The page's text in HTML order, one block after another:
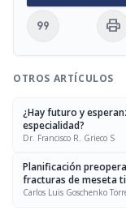
format_quote print
OTROS ARTÍCULOS
¿Hay futuro y
especialidad?
Dr. Francisco R. Grieco S
Planificación
fracturas de meseta
Carlos Luis Goschenko